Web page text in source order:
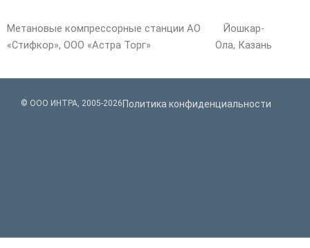
Метановые компрессорные станции АО
«Стифкор», ООО «Астра Торг»
Йошкар-
Ола, Казань
© ООО ИНТРА, 2005-2026 Политика конфиденциальности